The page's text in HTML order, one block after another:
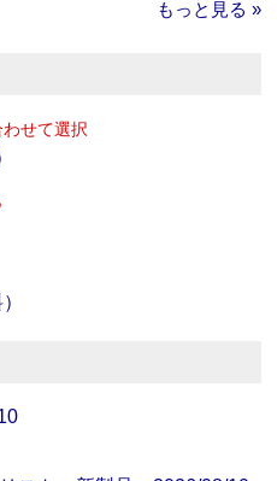
もっと見る »
せて選択